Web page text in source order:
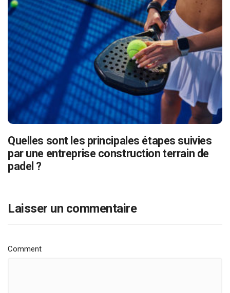
Quelles sont les principales étapes suivies
par une entreprise construction terrain de
padel ?
Laisser un commentaire
Comment